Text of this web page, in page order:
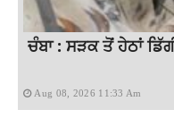
ਚੰਬਾ : ਸੜਕ ਤੋਂ ਹੇਠਾਂ
Aug 08, 2026 11:33 Am